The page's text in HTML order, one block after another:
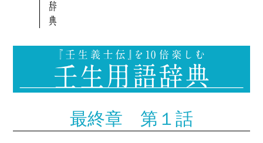
最終章 第１話